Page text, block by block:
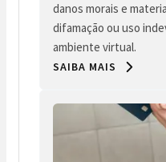
danos morais e
difamação ou uso
ambiente virtual.
SAIBA MAIS